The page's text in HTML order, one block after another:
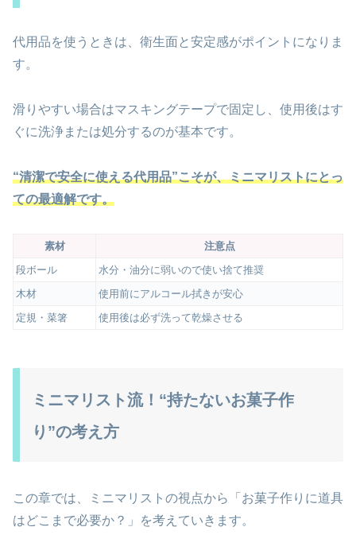
代用品を使うときは、衛生面と安定感がポイントになりま
す。
滑りやすい場合はマスキングテープで固定し、使用後はす
ぐに洗浄または処分するのが基本です。
“清潔で安全に使える代用品”こそが、ミニマリストにとっ
ての最適解です。
素材
注意点
段ボール
水分・油分に弱いので使い捨て推奨
木材
使用前にアルコール拭きが安心
定規・菜箸
使用後は必ず洗って乾燥させる
ミニマリスト流！“持たないお菓子作
り”の考え方
この章では、ミニマリストの視点から「お菓子作りに道具
はどこまで必要か？」を考えていきます。